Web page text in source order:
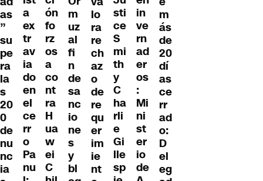
as
”
su
pe
ra
la
s
20
0
de
nu
nc
ia
a
ex
tr
av
ia
do
en
el
ce
rr
o
Pa
nu
ón
fo
rz
os
a
co
nt
ra
H
ua
w
ei
C
m
uz
al
fi
n
de
sa
nc
io
ne
s
y
bl
lo
ra
re
ch
az
o
de
re
qu
er
im
ie
nt
sti
ce
S
mi
th
y
C
ha
rli
e
Gi
lle
sp
in
ve
rn
ad
er
os
:
Mi
ni
st
er
io
de
m
ás
de
20
dí
as
ce
rr
ad
o:
D
el
eg